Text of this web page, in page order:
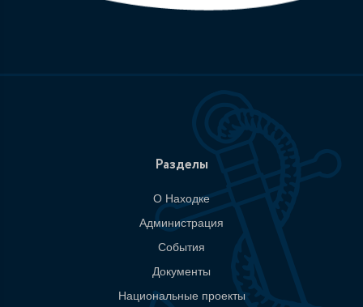
Разделы
О Находке
Администрация
События
Документы
Национальные проекты